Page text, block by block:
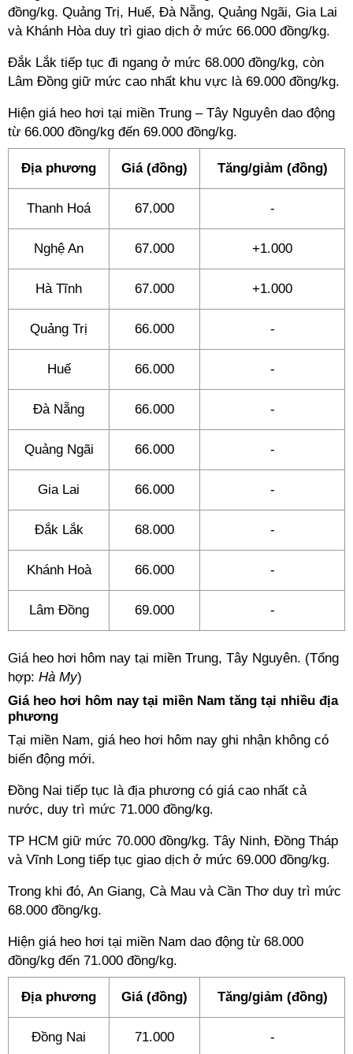
đồng/kg. Quảng Trị, Huế, Đà Nẵng, Quảng Ngãi, Gia Lai
và Khánh Hòa duy trì giao dịch ở mức 66.000 đồng/kg.
Đắk Lắk tiếp tục đi ngang ở mức 68.000 đồng/kg, còn
Lâm Đồng giữ mức cao nhất khu vực là 69.000 đồng/kg.
Hiện giá heo hơi tại miền Trung – Tây Nguyên dao động
từ 66.000 đồng/kg đến 69.000 đồng/kg.
Địa phương Giá (đồng) Tăng/giảm (đồng)
Thanh Hoá 67.000 -
Nghệ An 67.000 +1.000
Hà Tĩnh 67.000 +1.000
Quảng Trị 66.000 -
Huế 66.000 -
Đà Nẵng 66.000 -
Quảng Ngãi 66.000 -
Gia Lai 66.000 -
Đắk Lắk 68.000 -
Khánh Hoà 66.000 -
Lâm Đồng 69.000 -
Giá heo hơi hôm nay tại miền Trung, Tây Nguyên. (Tổng
hợp: Hà My)
Giá heo hơi hôm nay tại miền Nam tăng tại nhiều địa
phương
Tại miền Nam, giá heo hơi hôm nay ghi nhận không có
biến động mới.
Đồng Nai tiếp tục là địa phương có giá cao nhất cả
nước, duy trì mức 71.000 đồng/kg.
TP HCM giữ mức 70.000 đồng/kg. Tây Ninh, Đồng Tháp
và Vĩnh Long tiếp tục giao dịch ở mức 69.000 đồng/kg.
Trong khi đó, An Giang, Cà Mau và Cần Thơ duy trì mức
68.000 đồng/kg.
Hiện giá heo hơi tại miền Nam dao động từ 68.000
đồng/kg đến 71.000 đồng/kg.
Địa phương Giá (đồng) Tăng/giảm (đồng)
Đồng Nai 71.000 -